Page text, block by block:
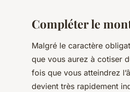
Compléter le
Malgré le caractère
que vous aurez à cotiser
fois que vous atteindrez
devient très rapidement